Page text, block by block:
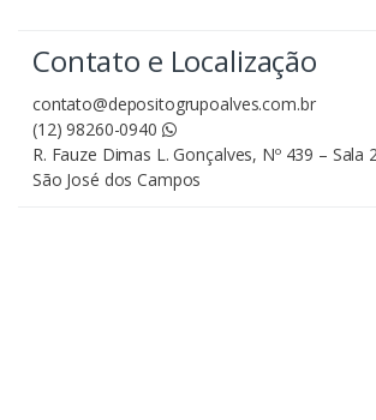
Contato e Localização
contato@depositogrupoalves.com.br
(12) 98260-0940
R. Fauze Dimas L. Gonçalves, Nº 439 – Sala
São José dos Campos